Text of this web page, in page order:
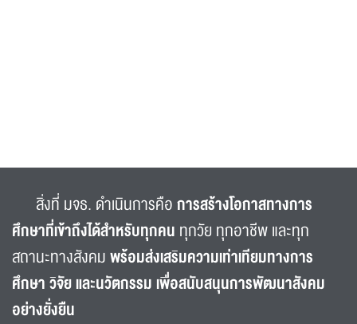
สิ่งที่ มจธ. ดำเนินการคือการสร้างโอกาสทางการ
ศึกษาที่เข้าถึงได้สำหรับทุกคน ทุกวัย ทุกอาชีพ และทุก
สถานะทางสังคมพร้อมส่งเสริมความเท่าเทียมทางการ
ศึกษา วิจัย และนวัตกรรม เพื่อสนับสนุนการพัฒนาสังคม
อย่างยั่งยืน